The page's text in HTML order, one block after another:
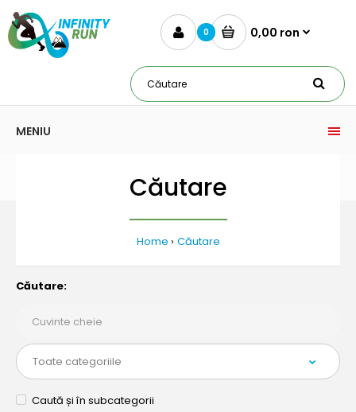
0 0,00 ron
MENIU
Căutare
Home Căutare
Căutare:
Caută și în subcategorii